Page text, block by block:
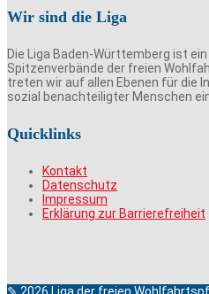
Wir sind die Liga
Die Liga Baden-Württemberg ist
Spitzenverbände der freien
treten wir auf allen Ebenen für die
sozial benachteiligter Menschen
Quicklinks
Kontakt
Datenschutz
Impressum
Erklärung zur Barrierefreiheit